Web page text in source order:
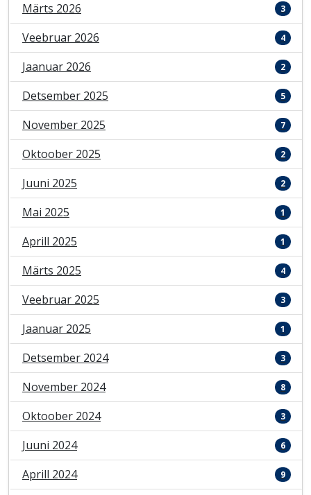
Märts 2026 3
Veebruar 2026 4
Jaanuar 2026 2
Detsember 2025 5
November 2025 7
Oktoober 2025 2
Juuni 2025 2
Mai 2025 1
Aprill 2025 1
Märts 2025 4
Veebruar 2025 3
Jaanuar 2025 1
Detsember 2024 3
November 2024 8
Oktoober 2024 3
Juuni 2024 6
Aprill 2024 9